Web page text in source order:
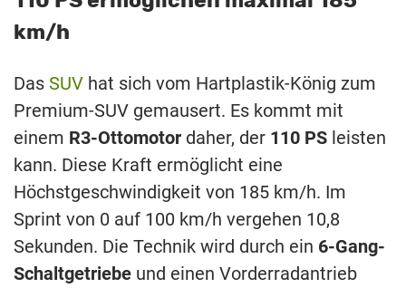
km/h
Das SUV hat sich vom Hartplastik-König zum
Premium-SUV gemausert. Es kommt mit
einem R3-Ottomotor daher, der 110 PS leisten
kann. Diese Kraft ermöglicht eine
Höchstgeschwindigkeit von 185 km/h. Im
Sprint von 0 auf 100 km/h vergehen 10,8
Sekunden. Die Technik wird durch ein 6-Gang-
Schaltgetriebe und einen Vorderradantrieb